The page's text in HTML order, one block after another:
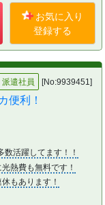
お気に入り
登録する
派遣社員 [No:9939451]
便利！
活躍してます！！
熱費も無料です！
もあります！